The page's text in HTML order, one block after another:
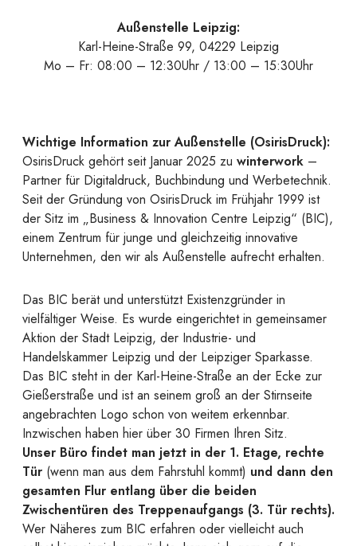
Außenstelle Leipzig:
Karl-Heine-Straße 99, 04229 Leipzig
Mo – Fr: 08:00 – 12:30Uhr / 13:00 – 15:30Uhr
Wichtige Information zur Außenstelle (OsirisDruck):
OsirisDruck gehört seit Januar 2025 zu winterwork –
Partner für Digitaldruck, Buchbindung und Werbetechnik.
Seit der Gründung von OsirisDruck im Frühjahr 1999 ist
der Sitz im „Business & Innovation Centre Leipzig“ (BIC),
einem Zentrum für junge und gleichzeitig innovative
Unternehmen, den wir als Außenstelle aufrecht erhalten.
Das BIC berät und unterstützt Existenzgründer in
vielfältiger Weise. Es wurde eingerichtet in gemeinsamer
Aktion der Stadt Leipzig, der Industrie- und
Handelskammer Leipzig und der Leipziger Sparkasse.
Das BIC steht in der Karl-Heine-Straße an der Ecke zur
Gießerstraße und ist an seinem groß an der Stirnseite
angebrachten Logo schon von weitem erkennbar.
Inzwischen haben hier über 30 Firmen Ihren Sitz.
Unser Büro findet man jetzt in der 1. Etage, rechte
Tür (wenn man aus dem Fahrstuhl kommt) und dann den
gesamten Flur entlang über die beiden
Zwischentüren des Treppenaufgangs (3. Tür rechts).
Wer Näheres zum BIC erfahren oder vielleicht auch